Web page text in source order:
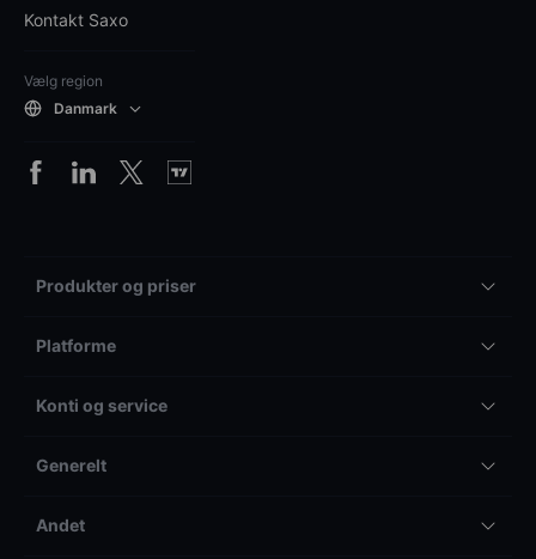
Kontakt Saxo
Vælg region
Danmark
Produkter og priser
Platforme
Konti og service
Generelt
Andet